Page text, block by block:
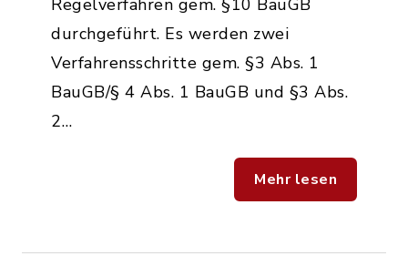
Regelverfahren gem. §10 BauGB
durchgeführt. Es werden zwei
Verfahrensschritte gem. §3 Abs. 1
BauGB/§ 4 Abs. 1 BauGB und §3 Abs.
2…
Mehr lesen